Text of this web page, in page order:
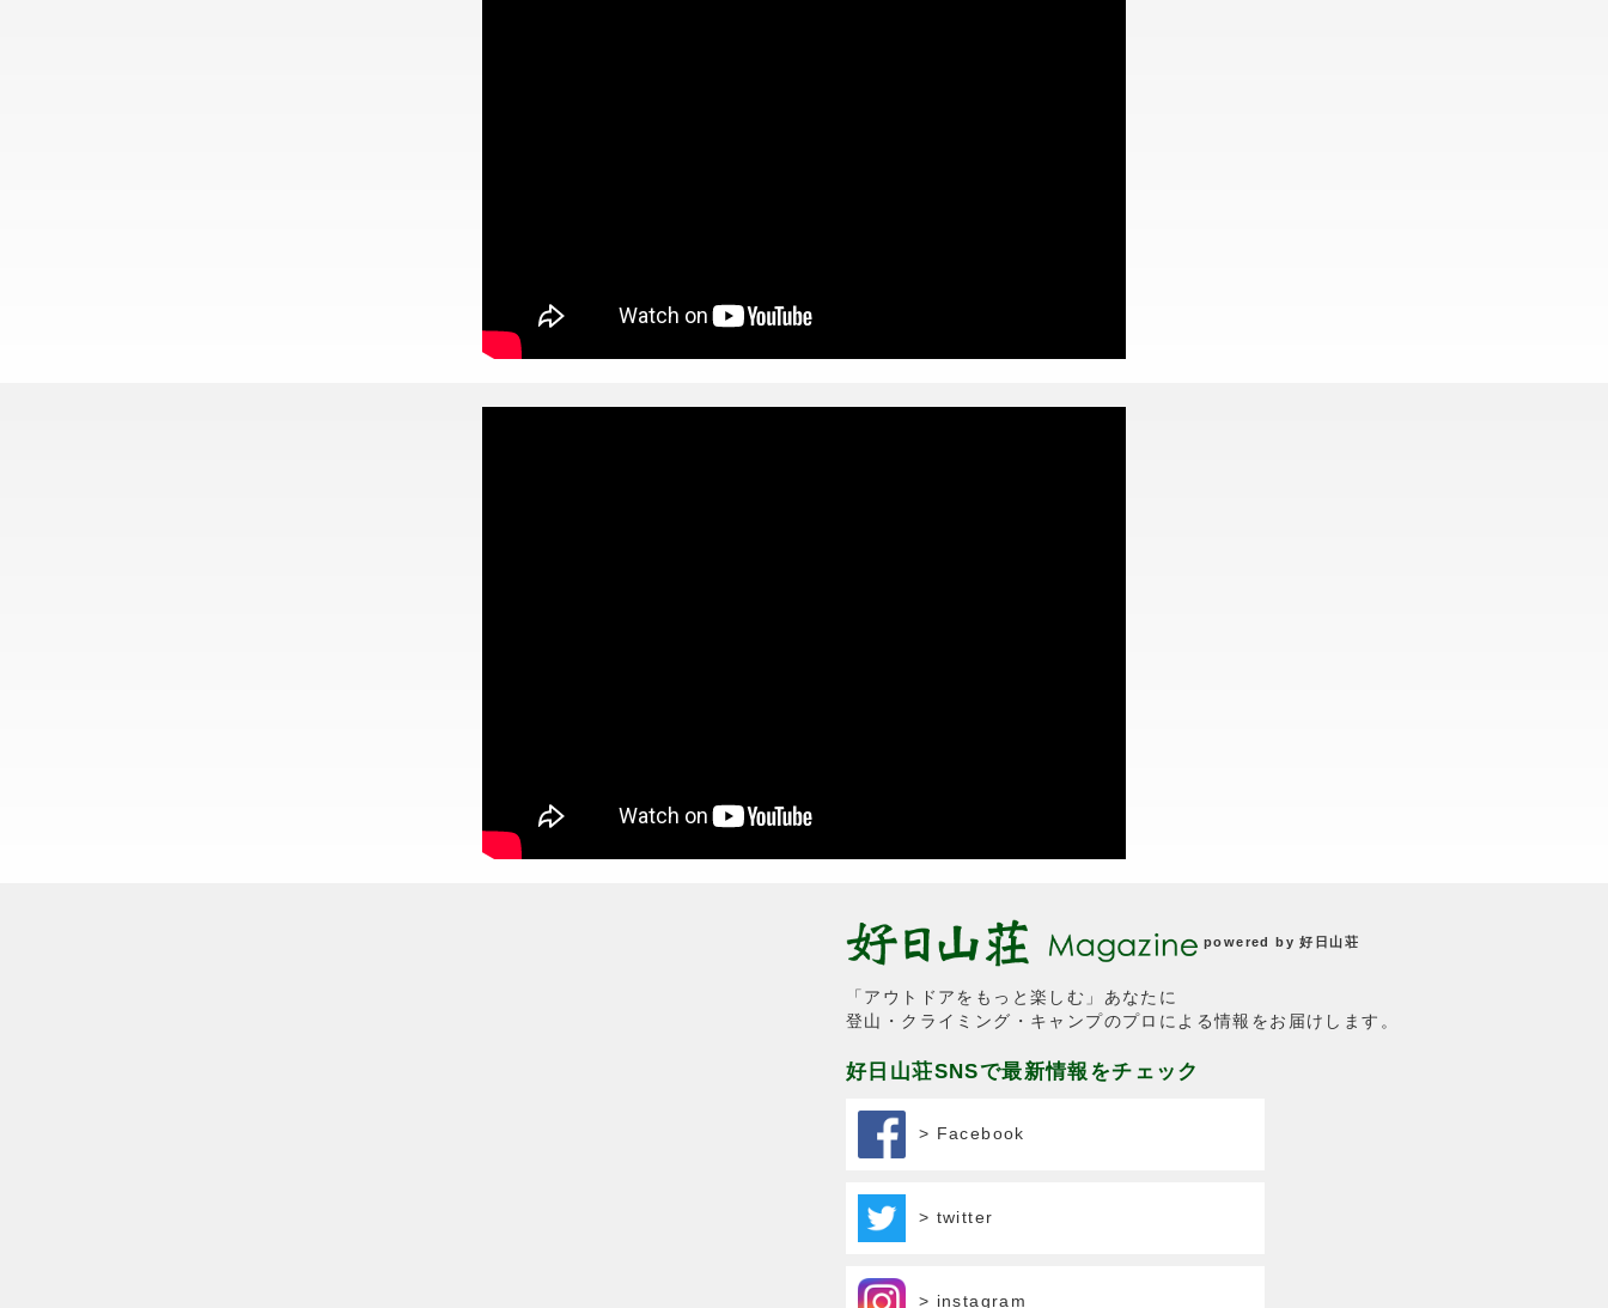
powered by好日山荘
「アウトドアをもっと楽しむ」あなたに
登山・クライミング・キャンプのプロによる情報をお届けします。
好日山荘SNSで最新情報をチェック
> Facebook
> twitter
> instagram